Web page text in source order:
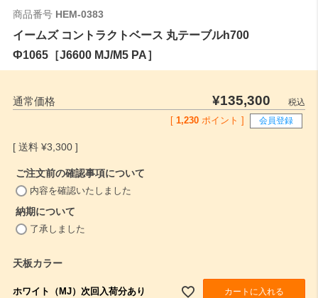
商品番号 HEM-0383
イームズ コントラクトベース 丸テーブルh700
Ф1065［J6600 MJ/M5 PA］
通常価格 ¥135,300
税込
1,230 ポイント ] 会員登録
¥3,300
ご注文前の確認事項について
内容を確認いたしました
納期について
(
了承しました
天板カラー
ホワイト（MJ）次回入荷分あり カートに入れる